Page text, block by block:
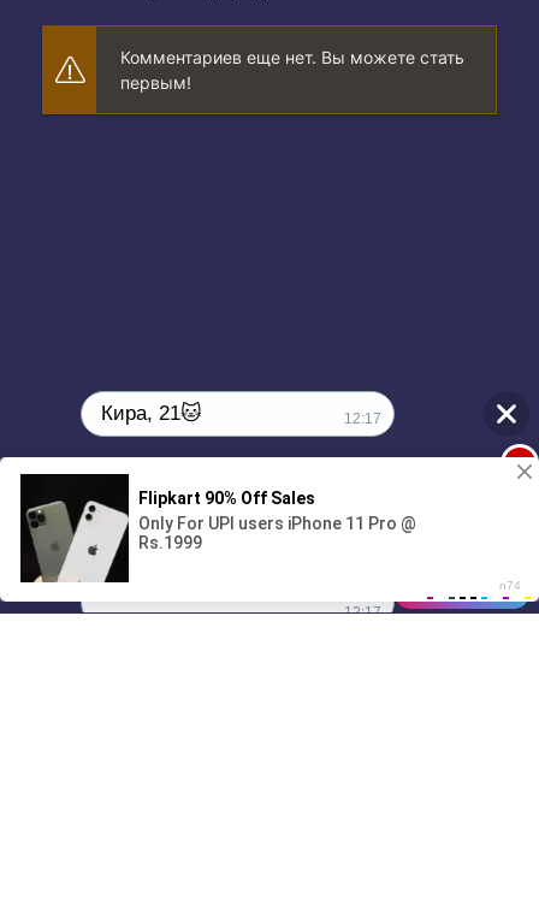
Комментариев еще нет. Вы можете стать
первым!
01/07
00:00
Кира, 21🐱 12:17
Поиграешь со мной? 💖🐾
1